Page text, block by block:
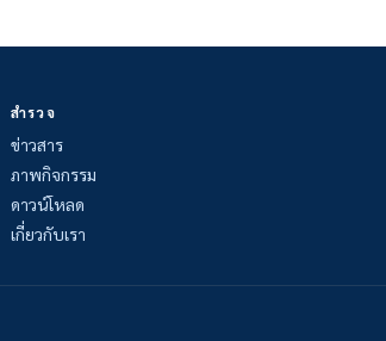
สำรวจ
ข่าวสาร
ภาพกิจกรรม
ดาวน์โหลด
เกี่ยวกับเรา